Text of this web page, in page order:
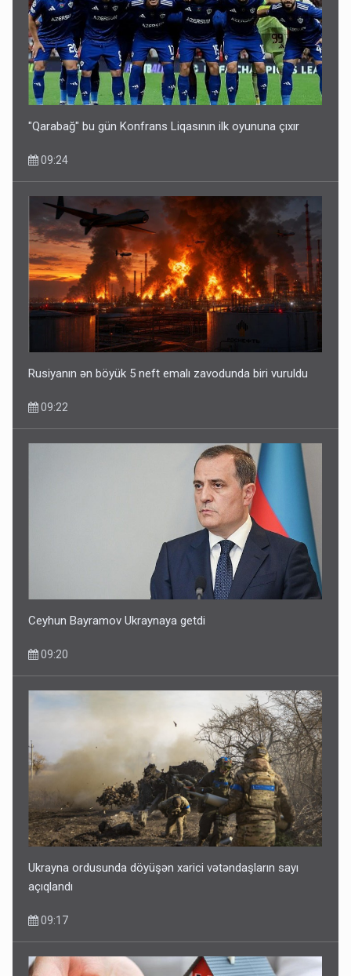
"Qarabağ" bu gün Konfrans Liqasının ilk oyununa çıxır
09:24
Rusiyanın ən böyük 5 neft emalı zavodunda biri vuruldu
09:22
Ceyhun Bayramov Ukraynaya getdi
09:20
Ukrayna ordusunda döyüşən xarici vətəndaşların sayı
açıqlandı
09:17